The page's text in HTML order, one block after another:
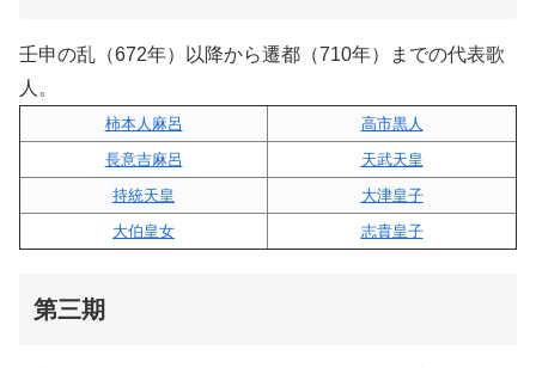
壬申の乱（672年）以降から遷都（710年）までの代表歌
人。
柿本人麻呂
高市黒人
長意吉麻呂
天武天皇
持統天皇
大津皇子
大伯皇女
志貴皇子
第三期